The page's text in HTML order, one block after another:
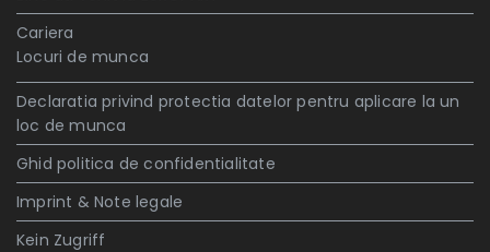
Cariera
Locuri de munca
Declaratia privind protectia datelor pentru aplicare la un
loc de munca
Ghid politica de confidentialitate
Imprint & Note legale
Kein Zugriff